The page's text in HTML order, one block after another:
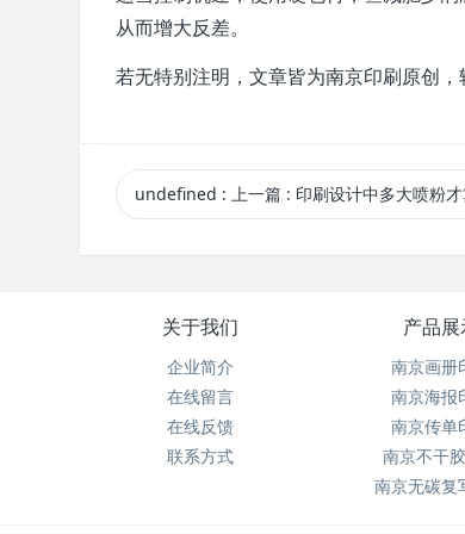
从而增大反差。
若无特别注明，文章皆为南京印刷原创
undefined :上一篇 : 印刷设计中多大喷粉
关于我们
企业简介
在线留言
在线反馈
联系方式
产品展
南京画册
南京海报
南京传单
南京不干
南京无碳复